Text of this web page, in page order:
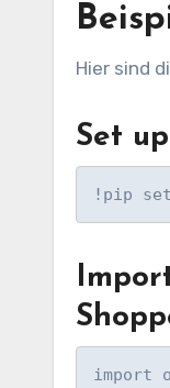
Hier sind
Set
!pip
import